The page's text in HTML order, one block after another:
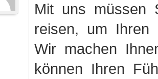
Mit uns müssen
reisen, um Ihren
Wir machen
können Ihren